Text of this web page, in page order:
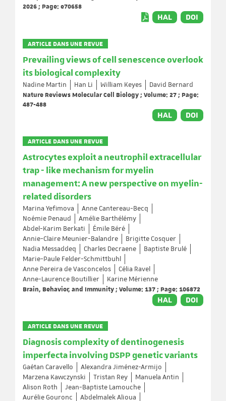
2026 ; Page: e70658
HAL DOI
ARTICLE DANS UNE REVUE
Prevailing views of cell senescence overlook
its biological complexity
Nadine Martin Han Li William Keyes
David Bernard
Nature Reviews Molecular Cell Biology ; Volume: 27 ; Page:
487-488
HAL DOI
ARTICLE DANS UNE REVUE
Astrocytes exploit a neutrophil extracellular
trap - like mechanism for myelin
management: A new perspective on myelin-
related disorders
Marina Yefimova
Anne Cantereau-Becq
Noémie Penaud
Amélie Barthélémy
Abdel-Karim Berkati
Émile Béré
Annie-Claire Meunier-Balandre
Brigitte Cosquer
Nadia Messaddeq
Charles Decraene
Baptiste Brulé
Marie-Paule Felder-Schmittbuhl
Anne Pereira de Vasconcelos
Célia Ravel
Anne-Laurence Boutillier
Karine Mérienne
Brain, Behavior, and Immunity ; Volume: 137 ; Page: 106872
HAL DOI
ARTICLE DANS UNE REVUE
Diagnosis complexity of dentinogenesis
imperfecta involving DSPP genetic variants
Gaétan Caravello
Alexandra Jiménez-Armijo
Marzena Kawczynski
Tristan Rey
Manuela Antin
Alison Roth
Jean-Baptiste Lamouche
Aurélie Gouronc
Abdelmalek Alioua